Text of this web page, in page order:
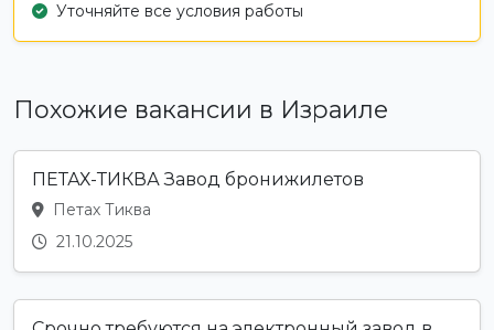
Уточняйте все условия работы
Похожие вакансии в Израиле
ПЕТАХ-ТИКВА Завод бронижилетов
Петах Тиква
21.10.2025